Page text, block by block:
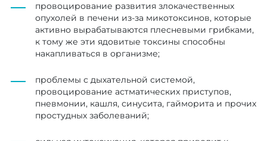
провоцирование развития злокачественных
опухолей в печени из-за микотоксинов, которые
активно вырабатываются плесневыми грибками,
к тому же эти ядовитые токсины способны
накапливаться в организме;
проблемы с дыхательной системой,
провоцирование астматических приступов,
пневмонии, кашля, синусита, гайморита и прочих
простудных заболеваний;